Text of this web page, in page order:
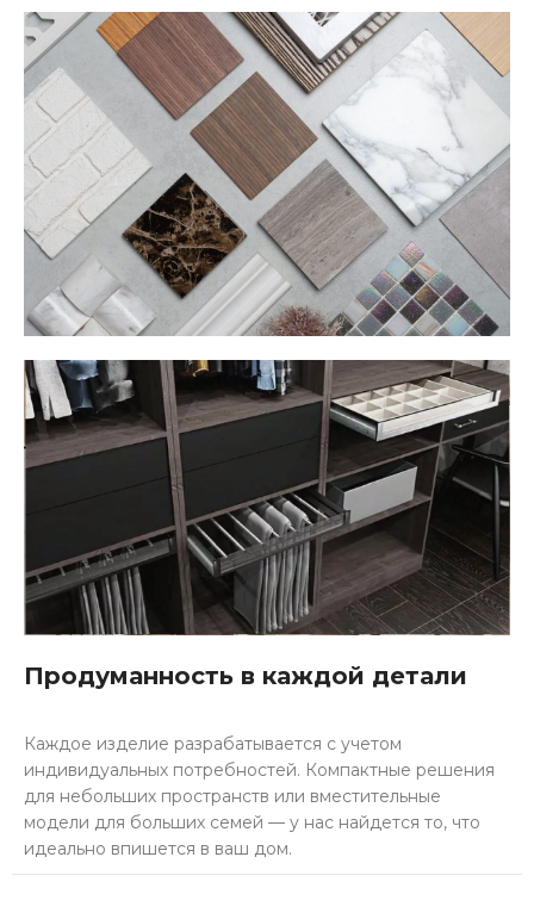
Продуманность в каждой детали
Каждое изделие разрабатывается с учетом
индивидуальных потребностей. Компактные решения
для небольших пространств или вместительные
модели для больших семей — у нас найдется то, что
идеально впишется в ваш дом.